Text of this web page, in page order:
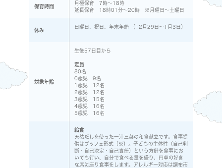
保育時間
月極保育 7時～18時
延長保育 18時01分～20時 ※月曜日～土曜日
休み
日曜日、祝日、年末年始 （12月29日～1月3日）
対象年齢
生後57日目から
定員
80名
0歳児 9名
1歳児 12名
2歳児 12名
3歳児 15名
4歳児 16名
5歳児 16名
給食
天然だしを使った一汁三菜の和食献立です。食事提
供はブッフェ形式（※）。子どもの主体性（自己判
断・自己決定・自己責任）という方針を食事にお
いても行い、自分で食べる量を盛り、円卓の好き
な席に座り食事をします。アレルギー対応は調布市